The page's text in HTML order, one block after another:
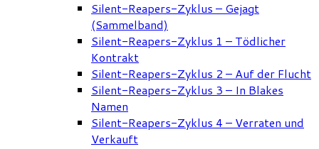
Silent-Reapers-Zyklus – Gejagt
(Sammelband)
Silent-Reapers-Zyklus 1 – Tödlicher
Kontrakt
Silent-Reapers-Zyklus 2 – Auf der Flucht
Silent-Reapers-Zyklus 3 – In Blakes
Namen
Silent-Reapers-Zyklus 4 – Verraten und
Verkauft